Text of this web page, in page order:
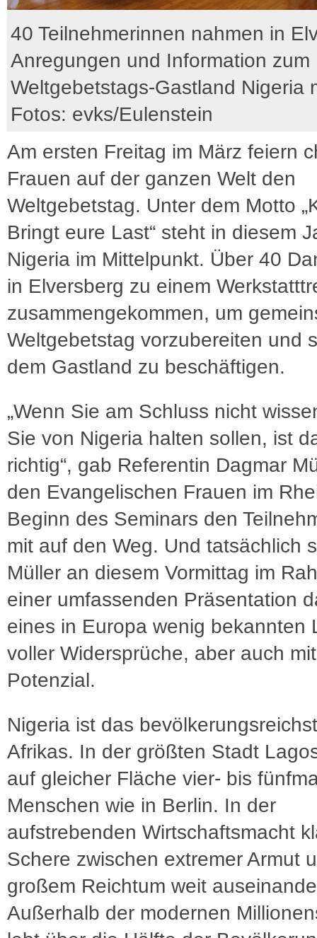
40 Teilnehmerinnen nahmen in
Anregungen und Information zum
Weltgebetstags-Gastland Nigeria
Fotos: evks/Eulenstein
Am ersten Freitag im März feiern
Frauen auf der ganzen Welt den
Weltgebetstag. Unter dem Motto
Bringt eure Last“ steht in diesem
Nigeria im Mittelpunkt. Über 40
in Elversberg zu einem
zusammengekommen, um
Weltgebetstag vorzubereiten und
dem Gastland zu beschäftigen.
„Wenn Sie am Schluss nicht
Sie von Nigeria halten sollen, ist
richtig“, gab Referentin Dagmar
den Evangelischen Frauen im
Beginn des Seminars den
mit auf den Weg. Und tatsächlich
Müller an diesem Vormittag im
einer umfassenden Präsentation
eines in Europa wenig bekannten
voller Widersprüche, aber auch
Potenzial.
Nigeria ist das
Afrikas. In der größten Stadt
auf gleicher Fläche vier- bis
Menschen wie in Berlin. In der
aufstrebenden Wirtschaftsmacht
Schere zwischen extremer Armut
großem Reichtum weit
Außerhalb der modernen